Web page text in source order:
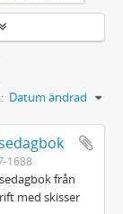
Datum ändrad
1688
från
med skisser